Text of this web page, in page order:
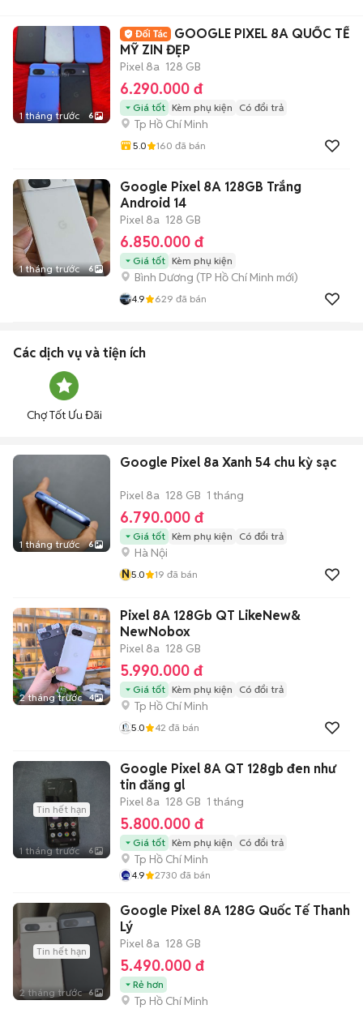
1 tháng trước 6
GOOGLE PIXEL 8A QUỐC TẾ
MỸ ZIN ĐẸP
Pixel 8a 128 GB
6.290.000 đ
Giá tốt Kèm phụ kiện Có đổi trả
Tp Hồ Chí Minh
5.0 160 đã bán
1 tháng trước 6
Google Pixel 8A 128GB Trắng
Android 14
Pixel 8a 128 GB
6.850.000 đ
Giá tốt Kèm phụ kiện
Bình Dương (TP Hồ Chí Minh mới)
4.9 629 đã bán
Các dịch vụ và tiện ích
Chợ Tốt Ưu Đãi
1 tháng trước 6
Google Pixel 8a Xanh 54 chu kỳ sạc
Pixel 8a 128 GB 1 tháng
6.790.000 đ
Giá tốt Kèm phụ kiện Có đổi trả
Hà Nội
N5.0 19 đã bán
2 tháng trước 4
Pixel 8A 128Gb QT LikeNew&
NewNobox
Pixel 8a 128 GB
5.990.000 đ
Giá tốt Kèm phụ kiện Có đổi trả
Tp Hồ Chí Minh
5.0 42 đã bán
Tin hết hạn
1 tháng trước 6
Google Pixel 8A QT 128gb đen như
tin đăng gl
Pixel 8a 128 GB 1 tháng
5.800.000 đ
Giá tốt Kèm phụ kiện Có đổi trả
Tp Hồ Chí Minh
4.9 2730 đã bán
Tin hết hạn
2 tháng trước 6
Google Pixel 8A 128G Quốc Tế Thanh
Lý
Pixel 8a 128 GB
5.490.000 đ
Rẻ hơn
Tp Hồ Chí Minh